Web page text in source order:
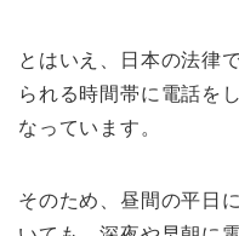
とはいえ、日本の法律
られる時間帯に電話を
なっています。
そのため、昼間の平日